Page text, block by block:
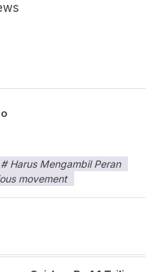
Harus Mengambil Peran
movement